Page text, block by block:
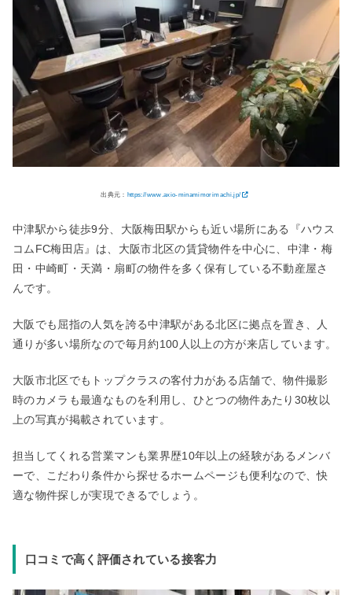
出典元： https://www.axio-minamimorimachi.jp/
中津駅から徒歩9分、大阪梅田駅からも近い場所にある『ハウス
コムFC梅田店』は、大阪市北区の賃貸物件を中心に、中津・梅
田・中崎町・天満・扇町の物件を多く保有している不動産屋さ
んです。
大阪でも屈指の人気を誇る中津駅がある北区に拠点を置き、人
通りが多い場所なので毎月約100人以上の方が来店しています。
大阪市北区でもトップクラスの客付力がある店舗で、物件撮影
時のカメラも最適なものを利用し、ひとつの物件あたり30枚以
上の写真が掲載されています。
担当してくれる営業マンも業界歴10年以上の経験があるメンバ
ーで、こだわり条件から探せるホームページも便利なので、快
適な物件探しが実現できるでしょう。
口コミで高く評価されている接客力